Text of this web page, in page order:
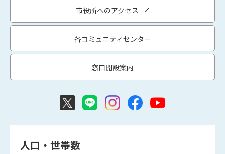
市役所へのアクセス
各コミュニティセンター
窓口開設案内
人口・世帯数